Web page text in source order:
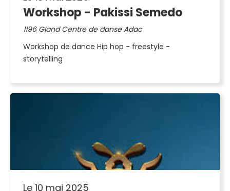
Workshop - Pakissi Semedo
1196 Gland Centre de danse Adac
Workshop de dance Hip hop - freestyle -
storytelling
Le 10 mai 2025